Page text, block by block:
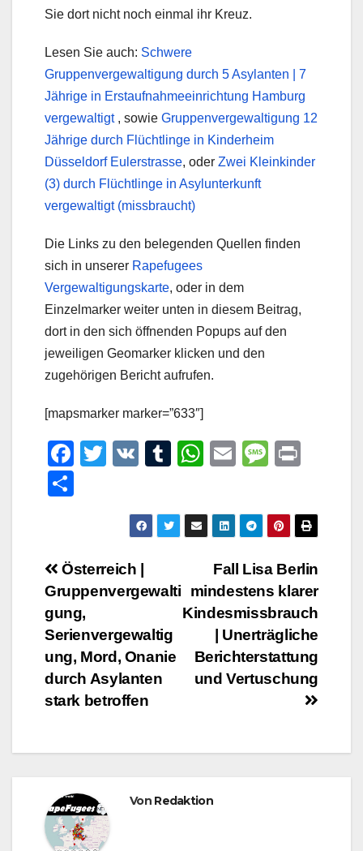
Sie dort nicht noch einmal ihr Kreuz.
Lesen Sie auch: Schwere
Gruppenvergewaltigung durch 5 Asylanten | 7
Jährige in Erstaufnahmeeinrichtung Hamburg
vergewaltigt, sowie Gruppenvergewaltigung 12
Jährige durch Flüchtlinge in Kinderheim
Düsseldorf Eulerstrasse, oder Zwei Kleinkinder
(3) durch Flüchtlinge in Asylunterkunft
vergewaltigt (missbraucht)
Die Links zu den belegenden Quellen finden
sich in unserer Rapefugees
Vergewaltigungskarte, oder in dem
Einzelmarker weiter unten in diesem Beitrag,
dort in den sich öffnenden Popups auf den
jeweiligen Geomarker klicken und den
zugehörigen Bericht aufrufen.
[mapsmarker marker=”633″]
F
b
o
o
k
T
er
V
T
bl
W
s
A
p
p
E
M
a
g
e
n
Beitrags-
Navigation
Fall Lisa Berlin
mindestens klarer
Kindesmissbrauch
| Unerträgliche
Berichterstattung
und Vertuschung
Österreich |
Gruppenvergewalti
gung,
Serienvergewaltig
ung, Mord, Onanie
durch Asylanten
stark betroffen
Von Redaktion